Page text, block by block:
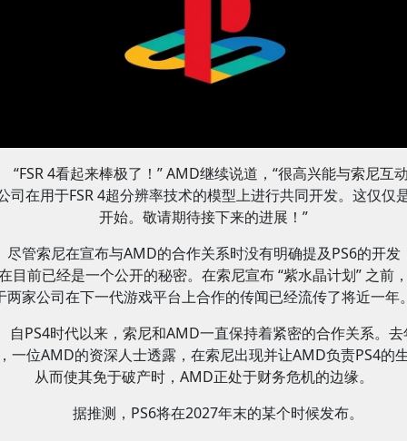
“FSR 4看起来棒极了！” AMD继续说道，“很高兴能与索尼互
司在用于FSR 4超分辨率技术的模型上进行共同开发。这仅仅
开始。敬请期待接下来的进展！”
尽管索尼在宣布与AMD的合作关系时没有明确提及PS6的开发
目前已经是一个公开的秘密。在索尼宣布 “紫水晶计划” 之前
两家公司在下一代游戏平台上合作的传闻已经流传了将近一年。
自PS4时代以来，索尼和AMD一直保持着紧密的合作关系。
一位AMD的资深人士透露，在索尼出现并让AMD负责PS4的
从而使其免于破产时，AMD正处于财务危机的边缘。
据推测，PS6将在2027年末的某个时候发布。